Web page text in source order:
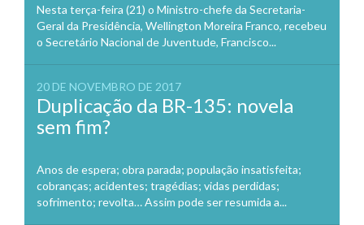
Nesta terça-feira (21) o Ministro-chefe da Secretaria-
Geral da Presidência, Wellington Moreira Franco, recebeu
o Secretário Nacional de Juventude, Francisco...
20 DE NOVEMBRO DE 2017
Duplicação da BR-135: novela
sem fim?
Anos de espera; obra parada; população insatisfeita;
cobranças; acidentes; tragédias; vidas perdidas;
sofrimento; revolta… Assim pode ser resumida a...